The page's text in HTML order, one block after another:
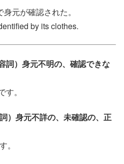
元が確認された。
by its clothes.
）身元不明の、確認できな
。
）身元不詳の、未確認の、正
。